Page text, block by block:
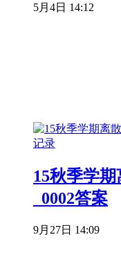
5月4日 14:12
15秋季学
_0002答案
9月27日 14:09